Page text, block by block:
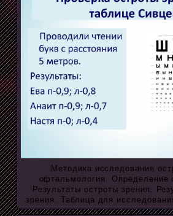
Методика исследования
офтальмология. Определение
Результаты остроты зрения.
зрения. Таблица для